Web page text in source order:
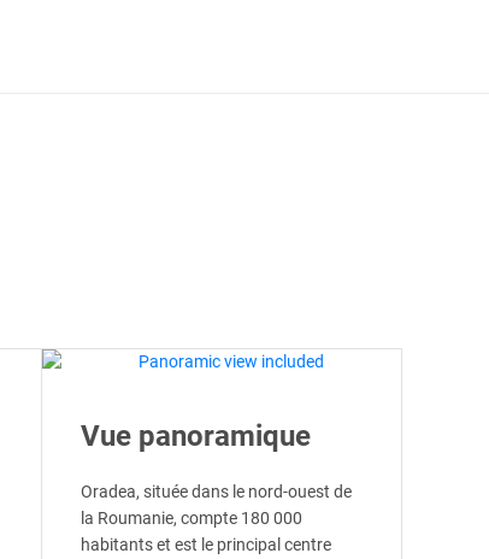
Vue panoramique
Oradea, située dans le nord-ouest de
la Roumanie, compte 180 000
habitants et est le principal centre